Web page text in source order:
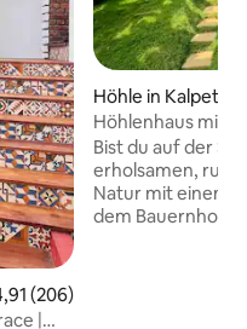
Bewertung:
(206)
|
Höhle in Kalpetta
Höhlenhaus mit
Rivertree
Bist du auf der
erholsamen,
Natur mit einem
dem